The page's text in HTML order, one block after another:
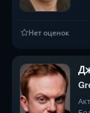
Нет оценок